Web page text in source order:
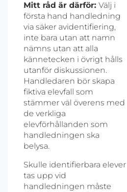
Mitt råd är därför: Välj i
första hand handledning
via säker avidentifiering,
inte bara utan att namn
nämns utan att alla
kännetecken i övrigt hålls
utanför diskussionen.
Handledaren bör skapa
fiktiva elevfall som
stämmer väl överens med
de verkliga
elevförhållanden som
handledningen ska
belysa.
Skulle identifierbara elever
tas upp vid
handledningen måste